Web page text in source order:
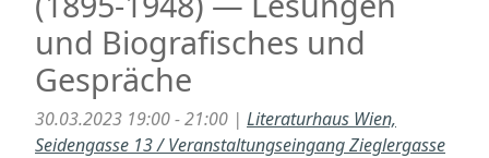
und Biografisches und
Gespräche
30.03.2023 19:00 - 21:00 | Literaturhaus Wien,
Seidengasse 13 / Veranstaltungseingang Zieglergasse